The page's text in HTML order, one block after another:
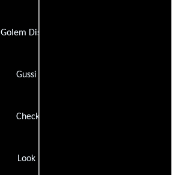
Golem Distribución
Gussi Films
Checkmark
Look Now!